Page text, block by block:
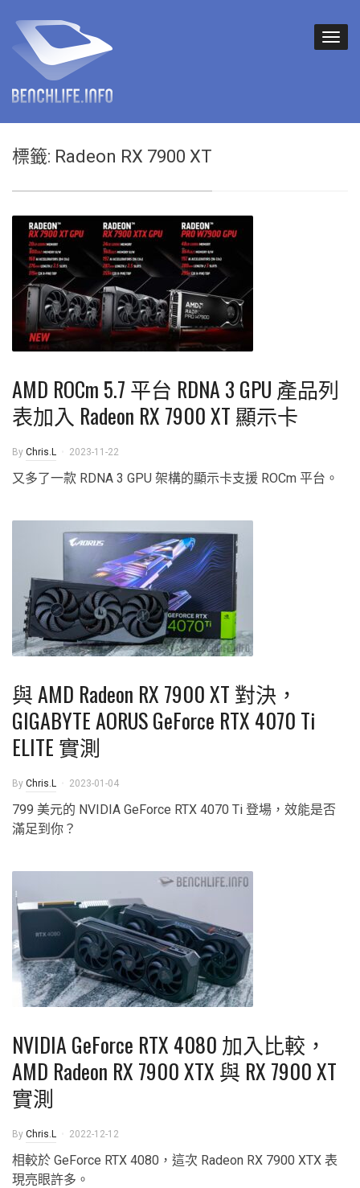
標籤: Radeon RX 7900 XT
AMD ROCm 5.7 平台 RDNA 3 GPU 產品列
表加入 Radeon RX 7900 XT 顯示卡
By Chris.L 2023-11-22
又多了一款 RDNA 3 GPU 架構的顯示卡支援 ROCm 平台。
與 AMD Radeon RX 7900 XT 對決，
GIGABYTE AORUS GeForce RTX 4070 Ti
ELITE 實測
By Chris.L 2023-01-04
799 美元的 NVIDIA GeForce RTX 4070 Ti 登場，效能是否
滿足到你？
NVIDIA GeForce RTX 4080 加入比較，
AMD Radeon RX 7900 XTX 與 RX 7900 XT
實測
By Chris.L 2022-12-12
相較於 GeForce RTX 4080，這次 Radeon RX 7900 XTX 表
現亮眼許多。